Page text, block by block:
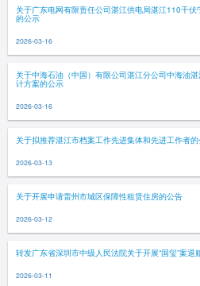
关于广东电网有限责任公司湛江供电局湛江110千
的公示
2026-03-16
关于中海石油（中国）有限公司湛江分公司中海油
计方案的公示
2026-03-16
关于拟推荐湛江市档案工作先进集体和先进工作者
2026-03-13
关于开展申请雷州市城区保障性租赁住房的公告
2026-03-12
转发广东省深圳市中级人民法院关于开展“国玺”案退
2026-03-11